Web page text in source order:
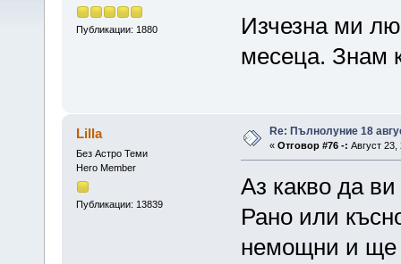
Публикации: 1880
Изчезна ми
месеца. Знам
Lilla
Без Астро Теми
Hero Member
Публикации: 13839
Re: Пълнолуние 18
« Отговор #76 -: Август
Аз какво да
Рано или
немощни и ще